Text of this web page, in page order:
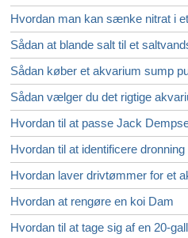
Hvordan man kan sænke nitrat i
Sådan at blande salt til et
Sådan køber et akvarium sump
Sådan vælger du det rigtige
Hvordan til at passe Jack
Hvordan til at identificere
Hvordan laver drivtømmer for et
Hvordan at rengøre en koi Dam
Hvordan til at tage sig af en 20-